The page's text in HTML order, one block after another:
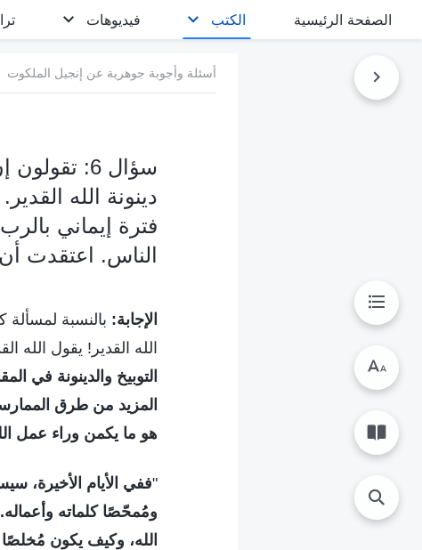
الصفحة الرئيسية الكتب فيديوهات
أسئلة وأجوبة جوهرية عن إنجيل الملكوت
سؤال 6:
دينونة الله
فترة إيماني
الناس. اعتقدت
الإجابة: بالنسبة لمسألة
الله القدير! يقول الله
التوبيخ والدينونة في
المزيد من طرق
هو ما يكمن وراء عمل
"ففي الأيام الأخيرة،
ومُمحّصًا كلماته
الله، وكيف يكون